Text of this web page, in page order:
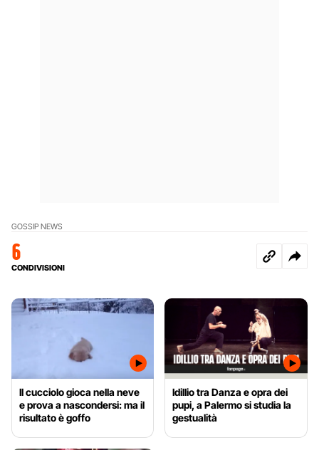
GOSSIP NEWS
6
CONDIVISIONI
Il cucciolo gioca nella neve
e prova a nascondersi: ma il
risultato è goffo
Idillio tra Danza e opra dei
pupi, a Palermo si studia la
gestualità